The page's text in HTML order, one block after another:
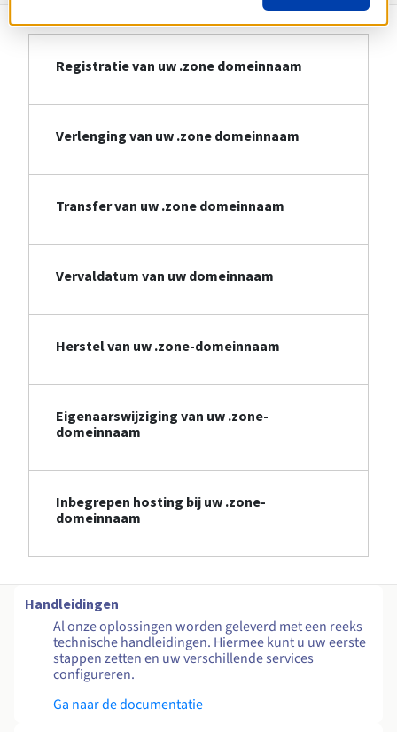
Registratie van uw .zone domeinnaam
Verlenging van uw .zone domeinnaam
Transfer van uw .zone domeinnaam
Vervaldatum van uw domeinnaam
Herstel van uw .zone-domeinnaam
Eigenaarswijziging van uw .zone-
domeinnaam
Inbegrepen hosting bij uw .zone-
domeinnaam
Handleidingen
Al onze oplossingen worden geleverd met een reeks
technische handleidingen. Hiermee kunt u uw eerste
stappen zetten en uw verschillende services
configureren.
Ga naar de documentatie